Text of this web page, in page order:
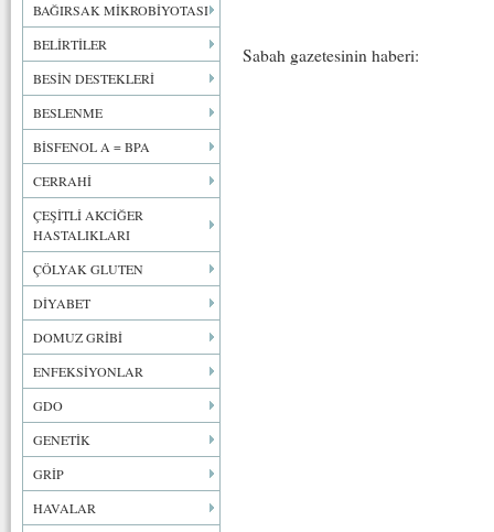
BAĞIRSAK MİKROBİYOTASI
BELİRTİLER
BESİN DESTEKLERİ
BESLENME
BİSFENOL A = BPA
CERRAHİ
ÇEŞİTLİ AKCİĞER
HASTALIKLARI
ÇÖLYAK GLUTEN
DİYABET
DOMUZ GRİBİ
ENFEKSİYONLAR
GDO
GENETİK
GRİP
HAVALAR
Sabah gazetesinin haberi: